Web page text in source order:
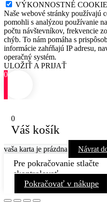
VÝKONNOSTNÉ
Naše webové stránky používajú
pomohli s analýzou používanie
počtu návštevníkov, frekvencie
chýb. To nám pomáha s
informácie zahŕňajú IP adresu,
operačný systém.
ULOŽIŤ A PRIJAŤ
0
0
Váš košík
vaša karta je prázdna Návrat
Pre pokračovanie stlačte
skontrolovať
Pokračovať v nákupe